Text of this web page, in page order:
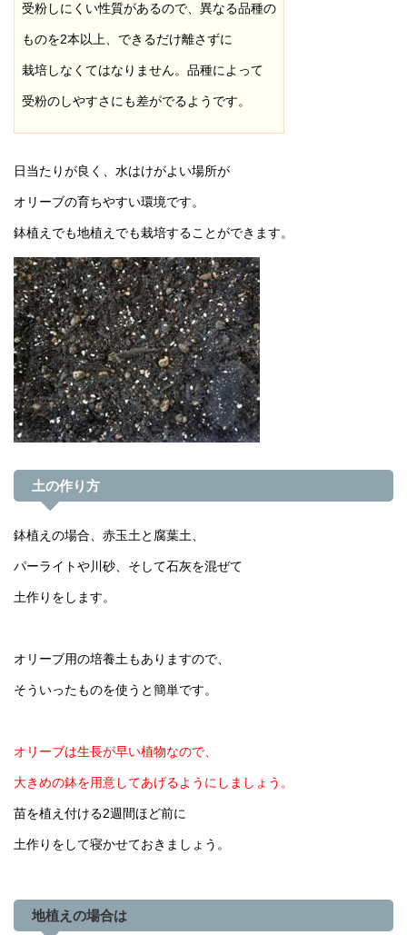
受粉しにくい性質があるので、異なる品種の
ものを2本以上、できるだけ離さずに
栽培しなくてはなりません。品種によって
受粉のしやすさにも差がでるようです。
日当たりが良く、水はけがよい場所が
オリーブの育ちやすい環境です。
鉢植えでも地植えでも栽培することができます。
土の作り方
鉢植えの場合、赤玉土と腐葉土、
パーライトや川砂、そして石灰を混ぜて
土作りをします。
オリーブ用の培養土もありますので、
そういったものを使うと簡単です。
オリーブは生長が早い植物なので、
大きめの鉢を用意してあげるようにしましょう。
苗を植え付ける2週間ほど前に
土作りをして寝かせておきましょう。
地植えの場合は